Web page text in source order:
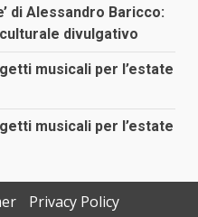
di Alessandro Baricco:
divulgativo
musicali per l’estate
musicali per l’estate
Privacy Policy